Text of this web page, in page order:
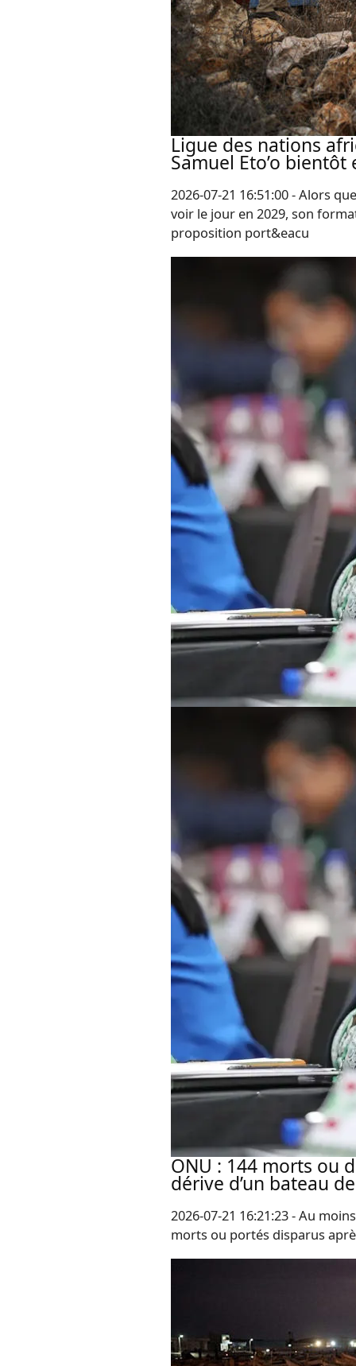
Ligue des nations
Samuel Eto’o
2026-07-21 16:51:00 - Alors
voir le jour en 2029, son
proposition port&eacu
ONU : 144 morts ou
dérive d’un bateau
2026-07-21 16:21:23 - Au
morts ou portés disparus